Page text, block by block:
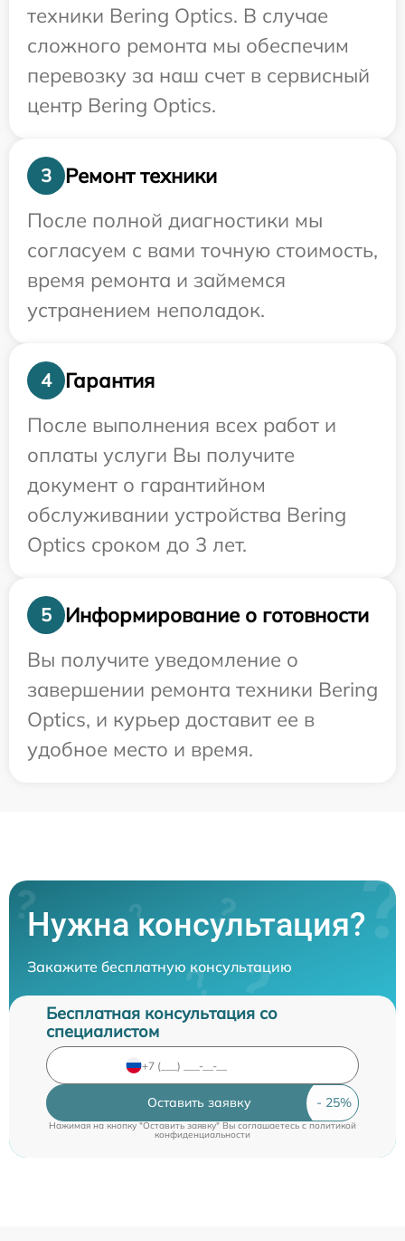
техники Bering Optics. В случае
сложного ремонта мы обеспечим
перевозку за наш счет в сервисный
центр Bering Optics.
3
Ремонт техники
После полной диагностики мы
согласуем с вами точную стоимость,
время ремонта и займемся
устранением неполадок.
4
Гарантия
После выполнения всех работ и
оплаты услуги Вы получите
документ о гарантийном
обслуживании устройства Bering
Optics сроком до 3 лет.
5
Информирование о готовности
Вы получите уведомление о
завершении ремонта техники Bering
Optics, и курьер доставит ее в
удобное место и время.
Нужна консультация?
Закажите бесплатную консультацию
Бесплатная консультация со
специалистом
Оставить заявку
Нажимая на кнопку "Оставить заявку" Вы соглашаетесь cполитикой
конфиденциальности